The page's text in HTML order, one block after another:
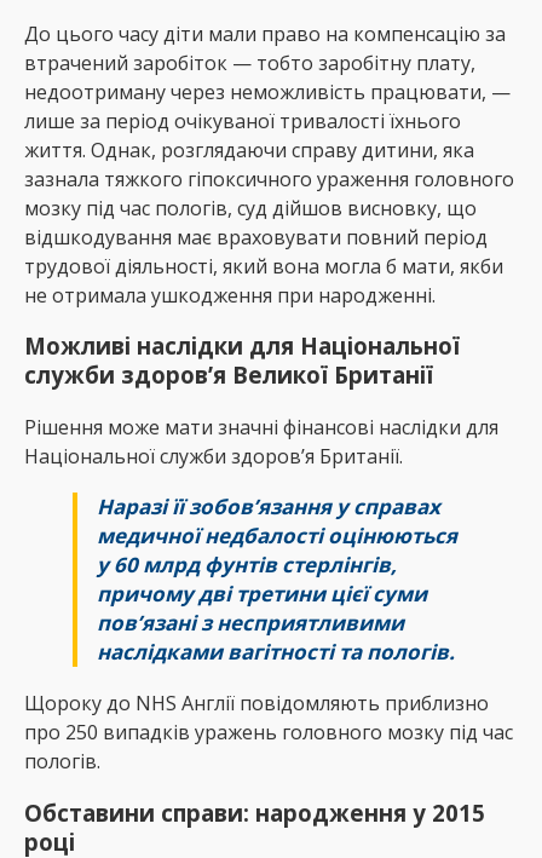
До цього часу діти мали право на компенсацію за
втрачений заробіток — тобто заробітну плату,
недоотриману через неможливість працювати, —
лише за період очікуваної тривалості їхнього
життя. Однак, розглядаючи справу дитини, яка
зазнала тяжкого гіпоксичного ураження головного
мозку під час пологів, суд дійшов висновку, що
відшкодування має враховувати повний період
трудової діяльності, який вона могла б мати, якби
не отримала ушкодження при народженні.
Можливі наслідки для Національної
служби здоров’я Великої Британії
Рішення може мати значні фінансові наслідки для
Національної служби здоров’я Британії.
Наразі її зобов’язання у справах
медичної недбалості оцінюються
у 60 млрд фунтів стерлінгів,
причому дві третини цієї суми
пов’язані з несприятливими
наслідками вагітності та пологів.
Щороку до NHS Англії повідомляють приблизно
про 250 випадків уражень головного мозку під час
пологів.
Обставини справи: народження у 2015
році